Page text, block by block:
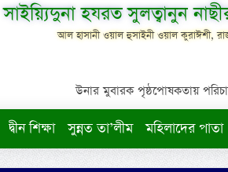
সাইয়্যিদুনা হযরত সুলত্বানুন
আল হাসানী ওয়াল হুসাইনী ওয়াল কুরাঈশী,
উনার মুবারক পৃষ্ঠপোষকতায়
দ্বীন শিক্ষা সুন্নত তা’লীম মহিলাদের পাতা